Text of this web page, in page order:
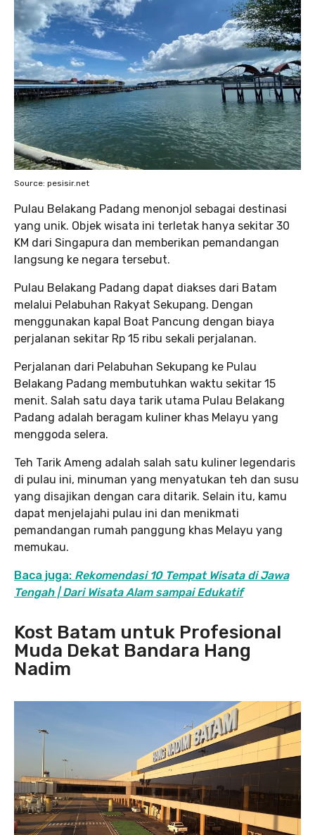
Source: pesisir.net
Pulau Belakang Padang menonjol sebagai destinasi
yang unik. Objek wisata ini terletak hanya sekitar 30
KM dari Singapura dan memberikan pemandangan
langsung ke negara tersebut.
Pulau Belakang Padang dapat diakses dari Batam
melalui Pelabuhan Rakyat Sekupang. Dengan
menggunakan kapal Boat Pancung dengan biaya
perjalanan sekitar Rp 15 ribu sekali perjalanan.
Perjalanan dari Pelabuhan Sekupang ke Pulau
Belakang Padang membutuhkan waktu sekitar 15
menit. Salah satu daya tarik utama Pulau Belakang
Padang adalah beragam kuliner khas Melayu yang
menggoda selera.
Teh Tarik Ameng adalah salah satu kuliner legendaris
di pulau ini, minuman yang menyatukan teh dan susu
yang disajikan dengan cara ditarik. Selain itu, kamu
dapat menjelajahi pulau ini dan menikmati
pemandangan rumah panggung khas Melayu yang
memukau.
Baca juga: Rekomendasi 10 Tempat Wisata di Jawa
Tengah | Dari Wisata Alam sampai Edukatif
Kost Batam untuk Profesional
Muda Dekat Bandara Hang
Nadim